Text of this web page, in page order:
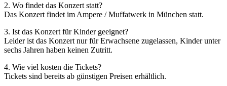
2. Wo findet das Konzert statt?
Das Konzert findet im Ampere / Muffatwerk in München statt.
3. Ist das Konzert für Kinder geeignet?
Leider ist das Konzert nur für Erwachsene zugelassen, Kinder unter
sechs Jahren haben keinen Zutritt.
4. Wie viel kosten die Tickets?
Tickets sind bereits ab günstigen Preisen erhältlich.